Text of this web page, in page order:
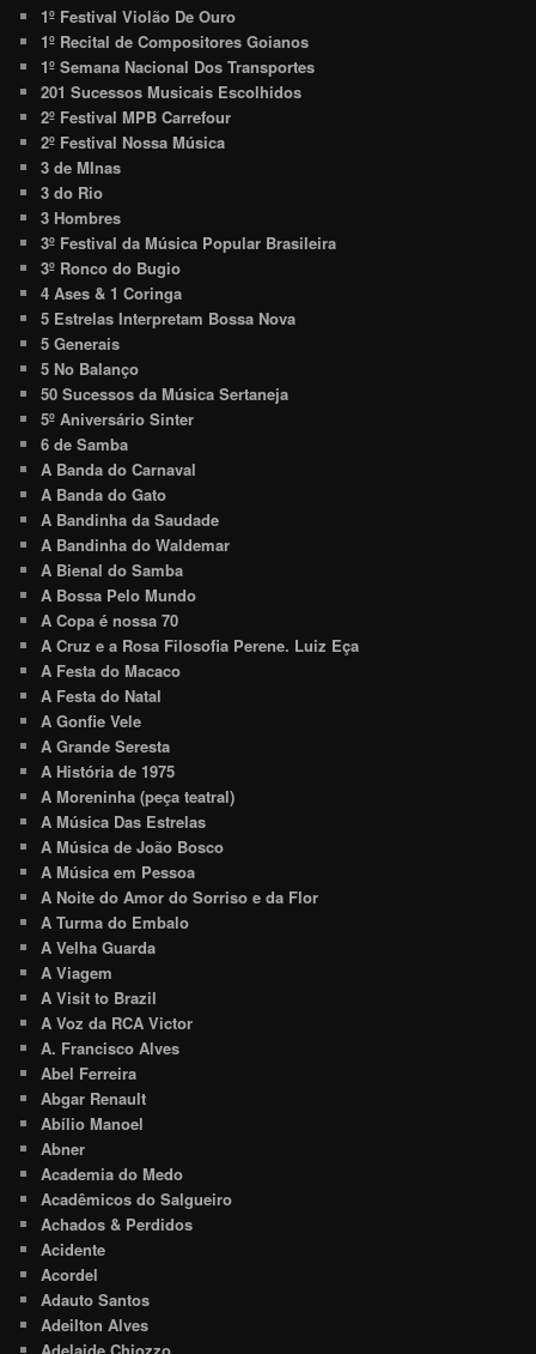
1º Festival Violão De Ouro
1º Recital de Compositores Goianos
1º Semana Nacional Dos Transportes
201 Sucessos Musicais Escolhidos
2º Festival MPB Carrefour
2º Festival Nossa Música
3 de MInas
3 do Rio
3 Hombres
3º Festival da Música Popular Brasileira
3º Ronco do Bugio
4 Ases & 1 Coringa
5 Estrelas Interpretam Bossa Nova
5 Generais
5 No Balanço
50 Sucessos da Música Sertaneja
5º Aniversário Sinter
6 de Samba
A Banda do Carnaval
A Banda do Gato
A Bandinha da Saudade
A Bandinha do Waldemar
A Bienal do Samba
A Bossa Pelo Mundo
A Copa é nossa 70
A Cruz e a Rosa Filosofia Perene. Luiz Eça
A Festa do Macaco
A Festa do Natal
A Gonfie Vele
A Grande Seresta
A História de 1975
A Moreninha (peça teatral)
A Música Das Estrelas
A Música de João Bosco
A Música em Pessoa
A Noite do Amor do Sorriso e da Flor
A Turma do Embalo
A Velha Guarda
A Viagem
A Visit to Brazil
A Voz da RCA Victor
A. Francisco Alves
Abel Ferreira
Abgar Renault
Abílio Manoel
Abner
Academia do Medo
Acadêmicos do Salgueiro
Achados & Perdidos
Acidente
Acordel
Adauto Santos
Adeilton Alves